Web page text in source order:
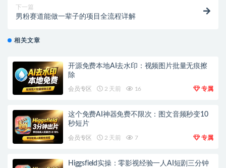
下一篇
男粉赛道能做一辈子的项目全流程详解
相关文章
开源免费本地AI去水印：视频图片批量无痕擦
除
会员专区 2 天前 16 专属
这个免费AI神器免费不限次：图文音频秒变10
秒短片
会员专区 2 天前 7 专属
Higgsfield实操：零影视经验一人AI短剧三分钟